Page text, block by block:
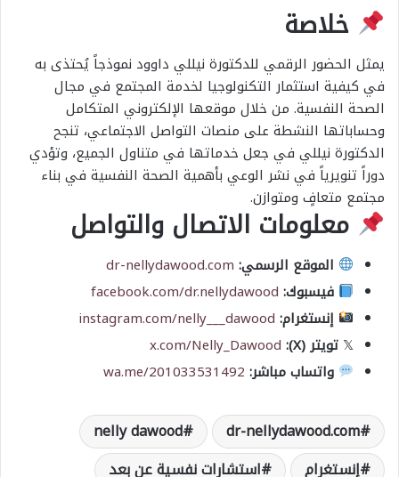
خلاصة
يمثل الحضور الرقمي للدكتورة نيللي داوود نموذجاً يُحتذى به
في كيفية استثمار التكنولوجيا لخدمة المجتمع في مجال
الصحة النفسية. من خلال موقعها الإلكتروني المتكامل
وحساباتها النشطة على منصات التواصل الاجتماعي، تنجح
الدكتورة نيللي في جعل خدماتها في متناول الجميع، وتؤدي
دوراً تنويرياً في نشر الوعي بأهمية الصحة النفسية في بناء
مجتمع متعافٍ ومتوازن.
معلومات الاتصال والتواصل
الموقع الرسمي: dr-nellydawood.com
فيسبوك: facebook.com/dr.nellydawood
إنستغرام: instagram.com/nelly___dawood
𝕏 تويتر (X):
x.com/Nelly_Dawood
واتساب مباشر: wa.me/201033531492
dr-nellydawood.com
nelly dawood
إنستغرام
استشارات نفسية عن بعد